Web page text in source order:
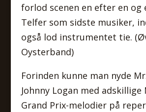
forlod scenen en efter en og
Telfer som sidste musiker,
også lod instrumentet tie.
Oysterband)
Forinden kunne man nyde
Johnny Logan med adskillige
Grand Prix-melodier på